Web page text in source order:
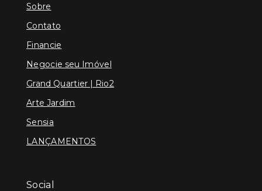
Sobre
Contato
Financie
Negocie seu Imóvel
Grand Quartier | Rio2
Arte Jardim
Sensia
LANÇAMENTOS
Social